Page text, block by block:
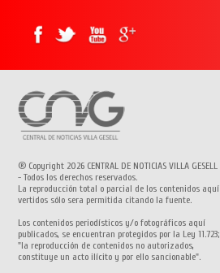
® Copyright 2026 CENTRAL DE NOTICIAS VILLA GESELL
- Todos los derechos reservados.
La reproducción total o parcial de los contenidos aquí
vertidos sólo sera permitida citando la fuente.
Los contenidos periodísticos y/o fotográficos aquí
publicados, se encuentran protegidos por la Ley 11.723;
"la reproducción de contenidos no autorizados,
constituye un acto ilícito y por ello sancionable".